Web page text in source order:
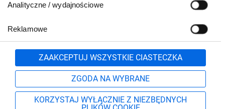
Analityczne / wydajnościowe
Reklamowe
ZAAKCEPTUJ WSZYSTKIE CIASTECZKA
ZGODA NA WYBRANE
KORZYSTAJ WYŁĄCZNIE Z NIEZBĘDNYCH
801 500 700 lub
71 37 61 600
Formularz kontaktowy